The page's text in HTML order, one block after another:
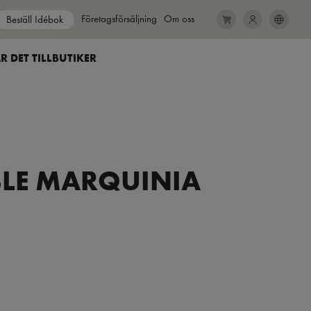
Beställ Idébok Show submenu for
Företagsförsäljning Show submenu for
Om oss
DET TILLBUTIKER
MARQUINIA